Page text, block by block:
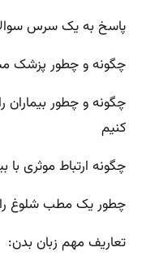
پاسخ به یک سرس
چگونه و چطور پزشک
چگونه و چطور
کنیم
چگونه ارتباط موثری
چطور یک مطب شلوغ را
تعاریف مهم زبان بدن: